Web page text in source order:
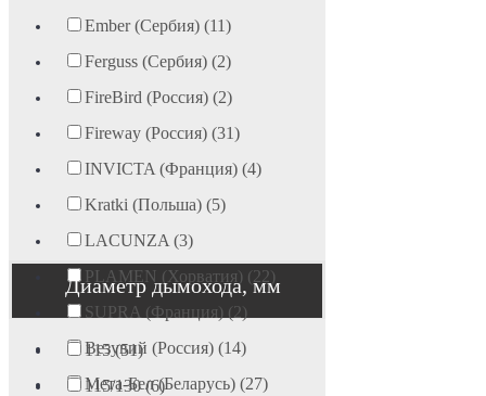
Ember (Сербия) (11)
Ferguss (Сербия) (2)
FireBird (Россия) (2)
Fireway (Россия) (31)
INVICTA (Франция) (4)
Kratki (Польша) (5)
LACUNZA (3)
PLAMEN (Хорватия) (22)
SUPRA (Франция) (2)
Везувий (Россия) (14)
Мета-Бел (Беларусь) (27)
Диаметр дымохода, мм
115 (51)
115/130 (6)